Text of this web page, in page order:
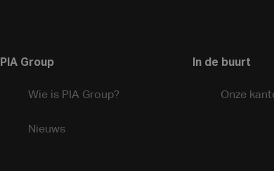
PIA Group
Wie is PIA Group?
Nieuws
In de buurt
Onze